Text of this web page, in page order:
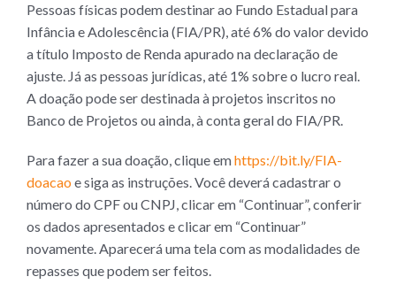
Pessoas físicas podem destinar ao Fundo Estadual para
Infância e Adolescência (FIA/PR), até 6% do valor devido
a título Imposto de Renda apurado na declaração de
ajuste. Já as pessoas jurídicas, até 1% sobre o lucro real.
A doação pode ser destinada à projetos inscritos no
Banco de Projetos ou ainda, à conta geral do FIA/PR.
Para fazer a sua doação, clique emhttps://bit.ly/FIA-
doacao e siga as instruções. Você deverá cadastrar o
número do CPF ou CNPJ, clicar em “Continuar”, conferir
os dados apresentados e clicar em “Continuar”
novamente. Aparecerá uma tela com as modalidades de
repasses que podem ser feitos.